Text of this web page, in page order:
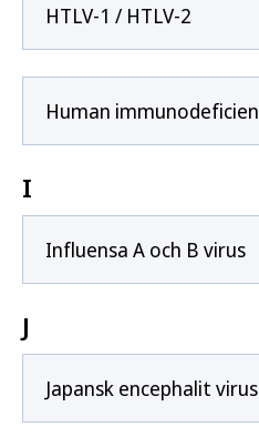
HTLV-1 / HTLV-2
Human
I
Influensa A och B virus
J
Japansk encephalit virus